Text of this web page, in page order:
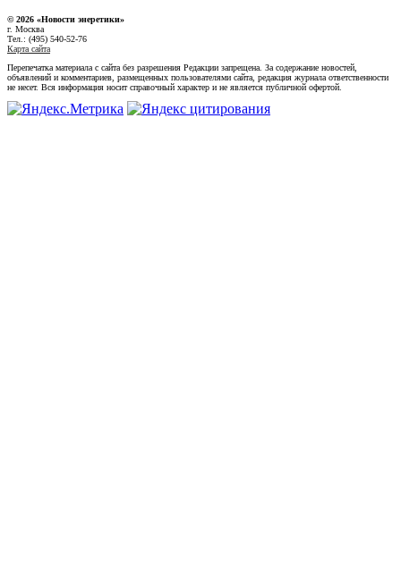
© 2026 «Новости энеретики»
г. Москва
Тел.: (495) 540-52-76
Карта сайта
Перепечатка материала с сайта без разрешения Редакции запрещена. За содержание новостей,
объявлений и комментариев, размещенных пользователями сайта, редакция журнала ответственности
не несет. Вся информация носит справочный характер и не является публичной офертой.